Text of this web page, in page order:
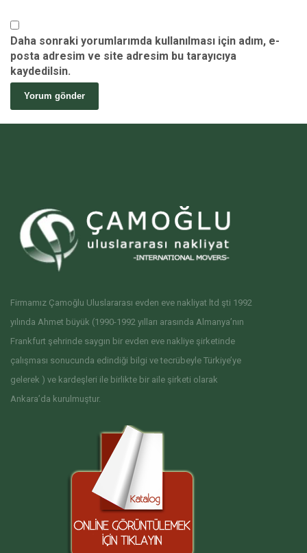
Daha sonraki yorumlarımda kullanılması için adım, e-
posta adresim ve site adresim bu tarayıcıya
kaydedilsin.
Firmamız Çamoğlu Uluslararası evden eve nakliyat ltd şti 1992
yılında Ahmet büyük (1990-1992 yılları arasında Almanya’nın
Frankfurt şehrinde saygın bir evden eve nakliye şirketinde
çalışması sonucunda edindiği bilgi ve tecrübeyle Türkiye’ye
gelerek ) ve kardeşleri ile birlikte bir aile şirketi olarak
Ankara’da kurulmuştur.